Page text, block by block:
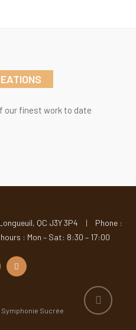
our finest work to date
QC J3Y 3P4 |
Phone :
: Mon – Sat: 8:30 – 17:00
Sucrée